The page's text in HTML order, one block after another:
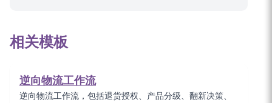
相关模板
逆向物流工作流
逆向物流工作流，包括退货授权、产品分级、翻新决策、